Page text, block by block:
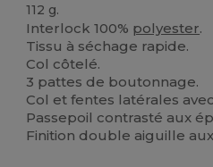
112 g.
Interlock 100% polyester.
Tissu à séchage rapide.
Col côtelé.
3 pattes de boutonnage.
Col et fentes latérales
Passepoil contrasté aux
Finition double aiguille